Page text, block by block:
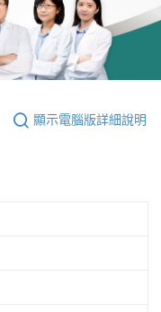
顯示電腦版詳細說明